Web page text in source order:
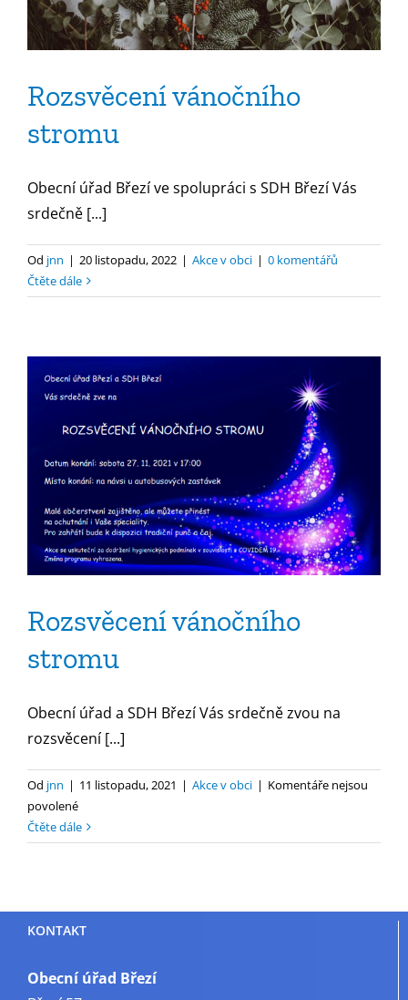
Rozsvěcení vánočního
stromu
Obecní úřad Březí ve spolupráci s SDH Březí Vás
srdečně [...]
Od jnn | 20 listopadu, 2022 | Akce v obci | 0 komentářů
Čtěte dále
Rozsvěcení vánočního
stromu
Obecní úřad a SDH Březí Vás srdečně zvou na
rozsvěcení [...]
Od jnn | 11 listopadu, 2021 | Akce v obci | Komentáře nejsou
povolenéu
textu
s
vánočního
stromu
Čtěte dále
KONTAKT
Obecní úřad Březí